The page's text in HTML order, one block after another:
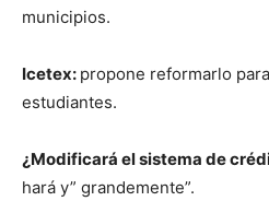
municipios.
Icetex: propone reformarlo
estudiantes.
¿Modificará el sistema de
hará y” grandemente”.